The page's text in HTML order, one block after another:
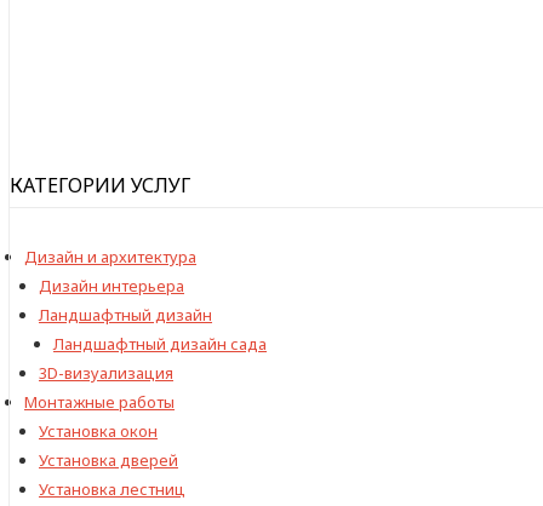
КАТЕГОРИИ УСЛУГ
Дизайн и архитектура
Дизайн интерьера
Ландшафтный дизайн
Ландшафтный дизайн сада
3D-визуализация
Монтажные работы
Установка окон
Установка дверей
Установка лестниц